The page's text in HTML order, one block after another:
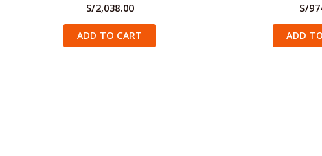
S/2,038.00
ADD TO CART
S/
ADD